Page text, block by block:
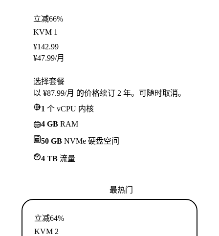
立减66%
KVM 1
¥142.99
¥47.99/月
选择套餐
以 ¥87.99/月 的价格续订 2 年。可随时取消。
1 个 vCPU 内核
4 GB RAM
50 GB NVMe 硬盘空间
4 TB 流量
最热门
立减64%
KVM 2